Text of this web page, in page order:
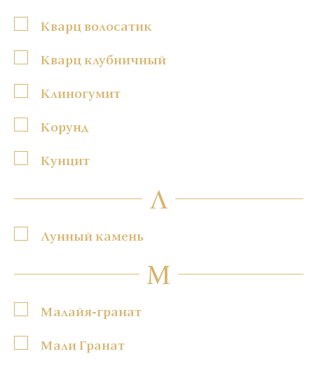
Кварц волосатик
Кварц клубничный
Клиногумит
Корунд
Кунцит
Л
Лунный камень
М
Малайя-гранат
Мали Гранат